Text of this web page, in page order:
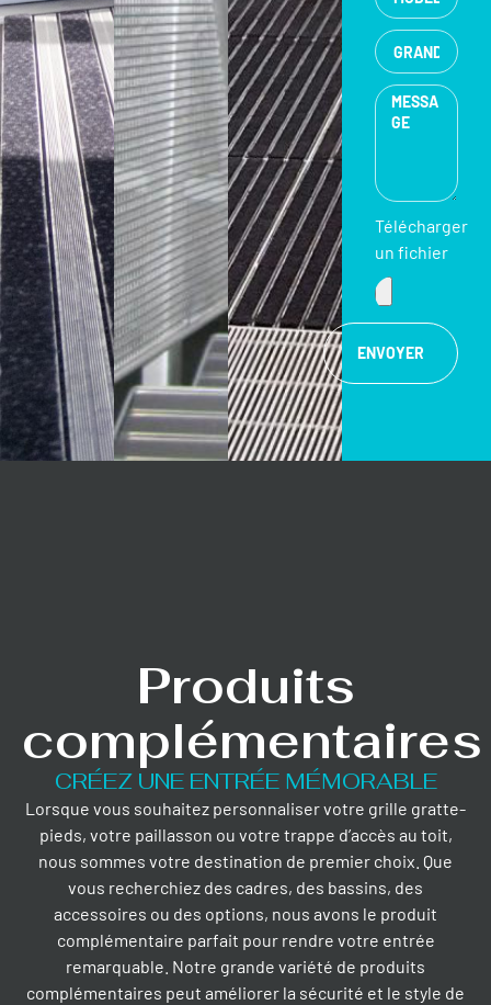
Télécharger
un fichier
ENVOYER
Produits
complémentaires
CRÉEZ UNE ENTRÉE MÉMORABLE
Lorsque vous souhaitez personnaliser votre grille gratte-
pieds, votre paillasson ou votre trappe d’accès au toit,
nous sommes votre destination de premier choix. Que
vous recherchiez des cadres, des bassins, des
accessoires ou des options, nous avons le produit
complémentaire parfait pour rendre votre entrée
remarquable. Notre grande variété de produits
complémentaires peut améliorer la sécurité et le style de